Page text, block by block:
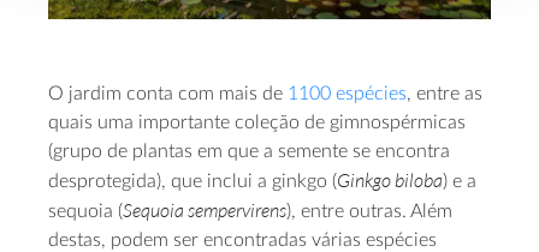
O jardim conta com mais de 1100 espécies, entre as
quais uma importante coleção de gimnospérmicas
(grupo de plantas em que a semente se encontra
desprotegida), que inclui a ginkgo (Ginkgo biloba) e a
sequoia (Sequoia sempervirens), entre outras. Além
destas, podem ser encontradas várias espécies